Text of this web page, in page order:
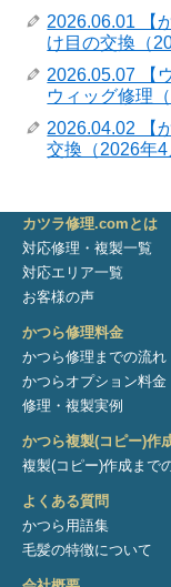
2026.06.01 【
け目の交換（
2026.05.07 【
ウィッグ修理
2026.04.02 【
交換（2026年4
カツラ修理.comとは
対応修理・複製一覧
対応エリア一覧
お客様の声
かつら修理料金
かつら修理までの流れ
かつらオプション料金
修理・複製実例
かつら複製(コピー)作
複製(コピー)作成まで
よくある質問
かつら用語集
毛髪の特徴について